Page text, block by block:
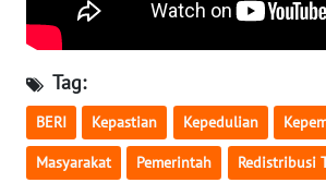
Tag:
BERI Kepastian Kepedulian
Masyarakat Pemerintah Redistribusi
WN
WN
KALTENG